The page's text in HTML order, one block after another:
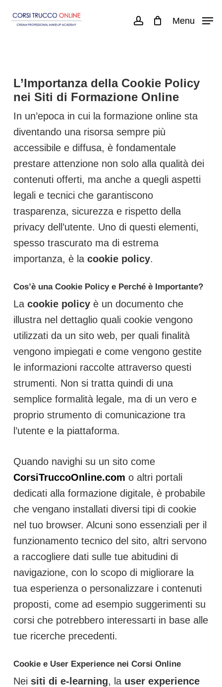
accountMenu
L’Importanza della Cookie Policy
nei Siti di Formazione Online
In un’epoca in cui la formazione online sta
diventando una risorsa sempre più
accessibile e diffusa, è fondamentale
prestare attenzione non solo alla qualità dei
contenuti offerti, ma anche a quegli aspetti
legali e tecnici che garantiscono
trasparenza, sicurezza e rispetto della
privacy dell’utente. Uno di questi elementi,
spesso trascurato ma di estrema
importanza, è la cookie policy.
Cos’è una Cookie Policy e Perché è Importante?
La cookie policyè un documento che
illustra nel dettaglio quali cookie vengono
utilizzati da un sito web, per quali finalità
vengono impiegati e come vengono gestite
le informazioni raccolte attraverso questi
strumenti. Non si tratta quindi di una
semplice formalità legale, ma di un vero e
proprio strumento di comunicazione tra
l’utente e la piattaforma.
Quando navighi su un sito come
CorsiTruccoOnline.com o altri portali
dedicati alla formazione digitale, è probabile
che vengano installati diversi tipi di cookie
nel tuo browser. Alcuni sono essenziali per il
funzionamento tecnico del sito, altri servono
a raccogliere dati sulle tue abitudini di
navigazione, con lo scopo di migliorare la
tua esperienza o personalizzare i contenuti
proposti, come ad esempio suggerimenti su
corsi che potrebbero interessarti in base alle
tue ricerche precedenti.
Cookie e User Experience nei Corsi Online
Nei siti di e-learning, la user experience